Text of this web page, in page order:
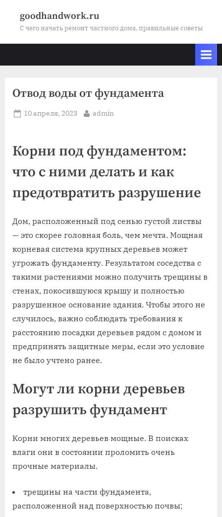
goodhandwork.ru
С чего начать ремонт частного дома, правильные советы
Отвод воды от фундамента
Posted
10 апреля, 2023 By
admin
Корни под фундаментом:
что с ними делать и как
предотвратить разрушение
Дом, расположенный под сенью густой листвы
— это скорее головная боль, чем мечта. Мощная
корневая система крупных деревьев может
угрожать фундаменту. Результатом соседства с
такими растениями можно получить трещины в
стенах, покосившуюся крышу и полностью
разрушенное основание здания. Чтобы этого не
случилось, важно соблюдать требования к
расстоянию посадки деревьев рядом с домом и
предпринять защитные меры, если это условие
не было учтено ранее.
Могут ли корни деревьев
разрушить фундамент
Корни многих деревьев мощные. В поисках
влаги они в состоянии проломить очень
прочные материалы.
трещины на части фундамента,
расположенной над поверхностью почвы;